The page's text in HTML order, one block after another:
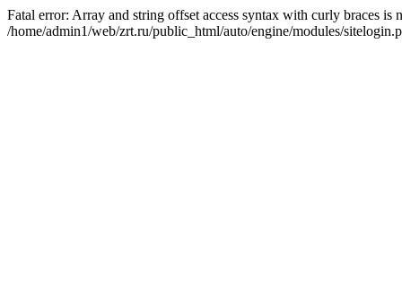
Fatal error: Array and string offset access syntax with curly braces is
/home/admin1/web/zrt.ru/public_html/auto/engine/modules/